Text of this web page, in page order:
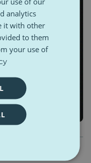
analytics
it with other
to them
your use of